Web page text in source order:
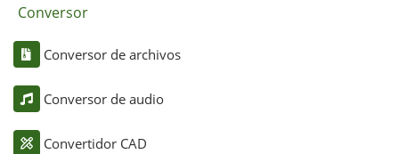
Conversor
Conversor de archivos
Conversor de audio
Convertidor CAD